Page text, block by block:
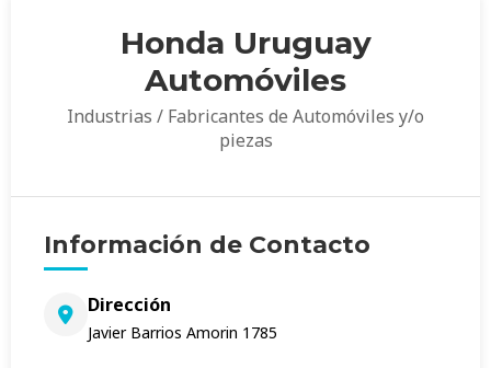
Honda Uruguay
Automóviles
Industrias / Fabricantes de Automóviles y/o
piezas
Información de Contacto
Dirección
Javier Barrios Amorin 1785